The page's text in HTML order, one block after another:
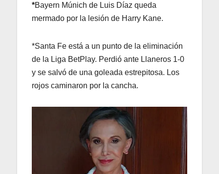
*Bayern Múnich de Luis Díaz queda
mermado por la lesión de Harry Kane.
*Santa Fe está a un punto de la eliminación
de la Liga BetPlay. Perdió ante Llaneros 1-0
y se salvó de una goleada estrepitosa. Los
rojos caminaron por la cancha.